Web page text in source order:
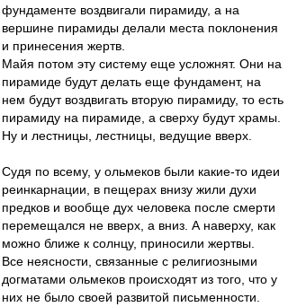
фундаменте воздвигали пирамиду, а на
вершине пирамиды делали места поклонения
и принесения жертв.
Майя потом эту систему еще усложнят. Они на
пирамиде будут делать еще фундамент, на
нем будут воздвигать вторую пирамиду, то есть
пирамиду на пирамиде, а сверху будут храмы.
Ну и лестницы, лестницы, ведущие вверх.
Судя по всему, у ольмеков были какие-то идеи
реинкарнации, в пещерах внизу жили духи
предков и вообще дух человека после смерти
перемещался не вверх, а вниз. А наверху, как
можно ближе к солнцу, приносили жертвы.
Все неясности, связанные с религиозными
догматами ольмеков происходят из того, что у
них не было своей развитой письменности.